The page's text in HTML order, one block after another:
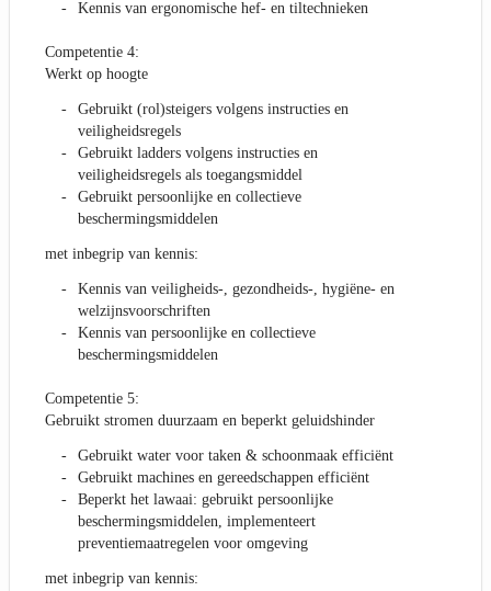
Kennis van ergonomische hef- en tiltechnieken
Competentie 4:
Werkt op hoogte
Gebruikt (rol)steigers volgens instructies en
veiligheidsregels
Gebruikt ladders volgens instructies en
veiligheidsregels als toegangsmiddel
Gebruikt persoonlijke en collectieve
beschermingsmiddelen
met inbegrip van kennis:
Kennis van veiligheids-, gezondheids-, hygiëne- en
welzijnsvoorschriften
Kennis van persoonlijke en collectieve
beschermingsmiddelen
Competentie 5:
Gebruikt stromen duurzaam en beperkt geluidshinder
Gebruikt water voor taken & schoonmaak efficiënt
Gebruikt machines en gereedschappen efficiënt
Beperkt het lawaai: gebruikt persoonlijke
beschermingsmiddelen, implementeert
preventiemaatregelen voor omgeving
met inbegrip van kennis: